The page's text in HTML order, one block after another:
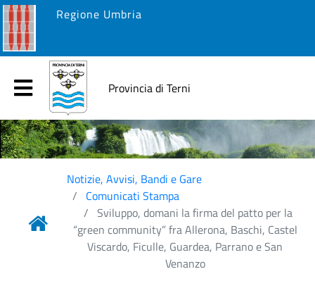
Regione Umbria
Provincia di Terni
Notizie, Avvisi, Bandi e Gare
Comunicati Stampa
Sviluppo, domani la firma del patto per la
“green community” fra Allerona, Baschi, Castel
Viscardo, Ficulle, Guardea, Parrano e San
Venanzo